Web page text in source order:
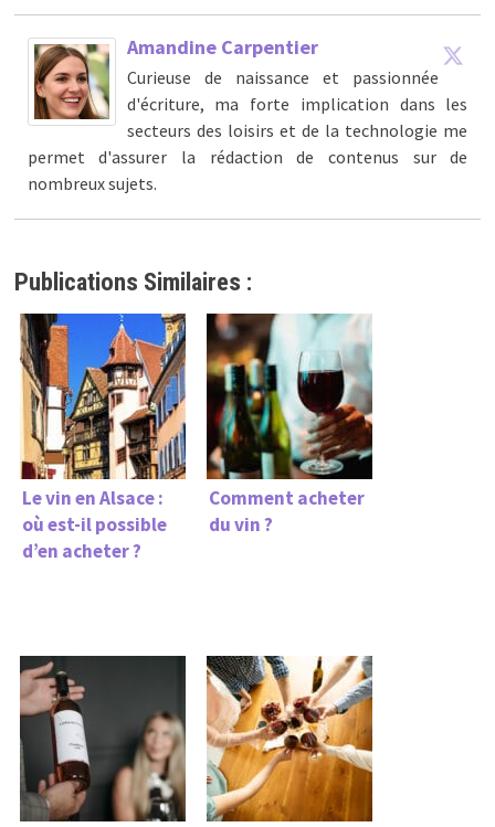
Amandine Carpentier
Curieuse de naissance et passionnée
d'écriture, ma forte implication dans les
secteurs des loisirs et de la technologie me
permet d'assurer la rédaction de contenus sur de
nombreux sujets.
Publications Similaires :
Le vin en Alsace :
où est-il possible
d’en acheter ?
Comment acheter
du vin ?